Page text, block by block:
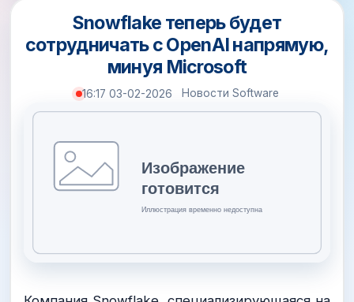
Snowflake теперь будет
сотрудничать с OpenAI напрямую,
минуя Microsoft
16:17 03-02-2026 Новости Software